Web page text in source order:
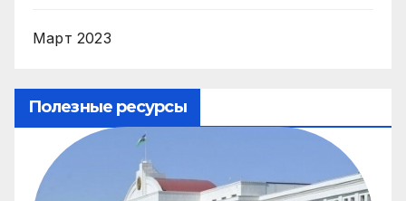
Март 2023
Полезные ресурсы